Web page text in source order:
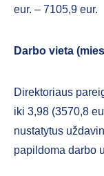
eur. – 7105,9 eur.
Darbo vieta
Direktoriaus
iki 3,98 (3570,8
nustatytus
papildoma darbo